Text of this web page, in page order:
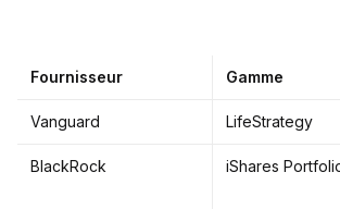
Fournisseur Gamme
Vanguard LifeStrategy
BlackRock iShares